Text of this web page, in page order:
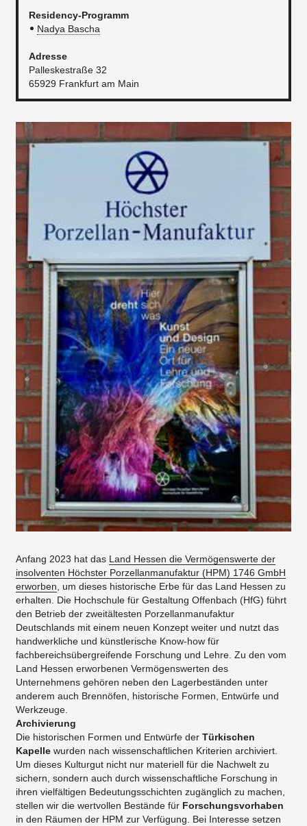
Residency-Programm
Nadya Bascha
Adresse
Palleskestraße 32
65929 Frankfurt am Main
Anfang 2023 hat das Land Hessen die Vermögenswerte der
insolventen Höchster Porzellanmanufaktur (HPM) 1746 GmbH
erworben , um dieses historische Erbe für das Land Hessen zu
erhalten. Die Hochschule für Gestaltung Offenbach (HfG) führt
den Betrieb der zweitältesten Porzellanmanufaktur
Deutschlands mit einem neuen Konzept weiter und nutzt das
handwerkliche und künstlerische Know-how für
fachbereichsübergreifende Forschung und Lehre. Zu den vom
Land Hessen erworbenen Vermögenswerten des
Unternehmens gehören neben den Lagerbeständen unter
anderem auch Brennöfen, historische Formen, Entwürfe und
Werkzeuge.
Archivierung
Die historischen Formen und Entwürfe der Türkischen
Kapelle wurden nach wissenschaftlichen Kriterien archiviert.
Um dieses Kulturgut nicht nur materiell für die Nachwelt zu
sichern, sondern auch durch wissenschaftliche Forschung in
ihren vielfältigen Bedeutungsschichten zugänglich zu machen,
stellen wir die wertvollen Bestände für Forschungsvorhaben
in den Räumen der HPM zur Verfügung. Bei Interesse setzen